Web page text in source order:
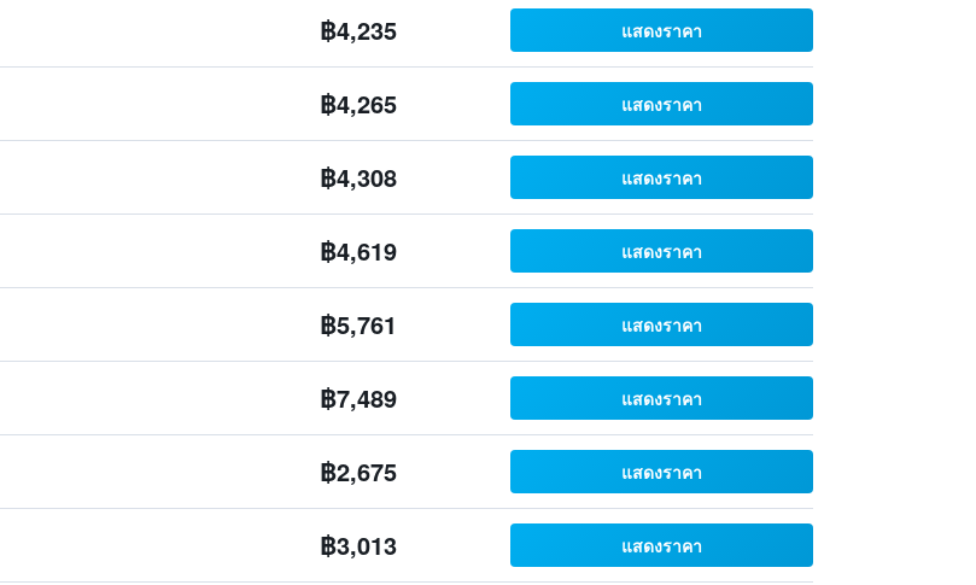
฿4,235 แสดงราคา
฿4,265 แสดงราคา
฿4,308 แสดงราคา
฿4,619 แสดงราคา
฿5,761 แสดงราคา
฿7,489 แสดงราคา
฿2,675 แสดงราคา
฿3,013 แสดงราคา